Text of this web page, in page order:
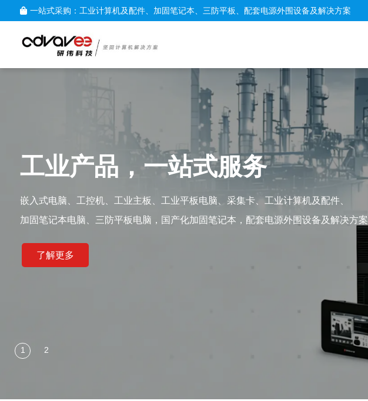
一站式采购：工业计算机及配件、加固笔记本、三防平板、配套电源外围设备及解决方案
工业产品，一站式服务
嵌入式电脑、工控机、工业主板、工业平板电脑、采集卡、工业计算机及配件、
加固笔记本电脑、三防平板电脑，国产化加固笔记本，配套电源外围设备及解决方案
了解更多